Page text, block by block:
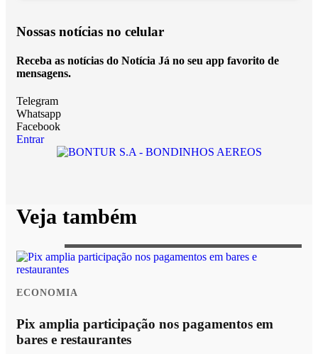
Nossas notícias no celular
Receba as notícias do Notícia Já no seu app favorito de
mensagens.
Telegram
Whatsapp
Facebook
Entrar
Veja também
ECONOMIA
Pix amplia participação nos pagamentos em
bares e restaurantes